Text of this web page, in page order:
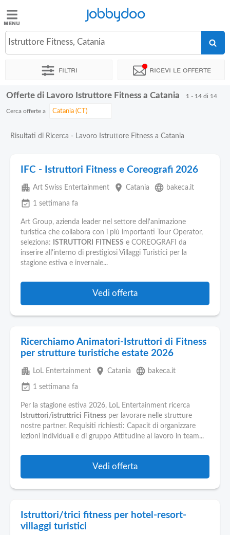
Jobbydoo
Offerte
Stipendi
Elenco
Pubblica
Offerte
Aziende
Jobbydoo
Istruttore Fitness, Catania
Filtri Ricevi le offerte
Offerte di Lavoro Istruttore Fitness a Catania 1 - 14 di 14
Cerca offerte a
Risultati di Ricerca - Lavoro Istruttore Fitness a Catania
IFC - Istruttori Fitness e Coreografi 2026
apartment Art Swiss Entertainment place Catania language bakeca.it
event_available 1 settimana fa
Art Group, azienda leader nel settore dell'animazione
turistica che collabora con i più importanti Tour Operator,
seleziona:
ISTRUTTORI FITNESS e COREOGRAFI da
inserire all'interno di prestigiosi Villaggi Turistici per la
stagione estiva e invernale...
Vedi offerta
Ricerchiamo Animatori-Istruttori di Fitness
per strutture turistiche estate 2026
apartment LoL Entertainment place Catania language bakeca.it
event_available 1 settimana fa
Per la stagione estiva 2026, LoL Entertainment ricerca
Istruttori/istruttrici Fitness per lavorare nelle strutture
nostre partner. Requisiti richiesti: Capacit di organizzare
lezioni individuali e di gruppo Attitudine al lavoro in team...
Vedi offerta
Istruttori/trici fitness per hotel-resort-
villaggi turistici